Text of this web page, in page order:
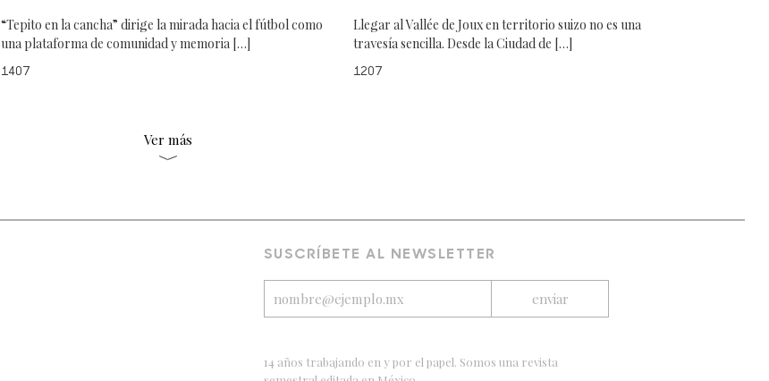
“Tepito en la cancha” dirige la mirada hacia el fútbol como
una plataforma de comunidad y memoria […]
1407
Llegar al Vallée de Joux en territorio suizo no es una
travesía sencilla. Desde la Ciudad de […]
1207
Ver más
SUSCRÍBETE AL NEWSLETTER
14 años trabajando en y por el papel. Somos una revista